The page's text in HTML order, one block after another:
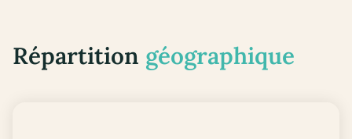
Répartition géographique